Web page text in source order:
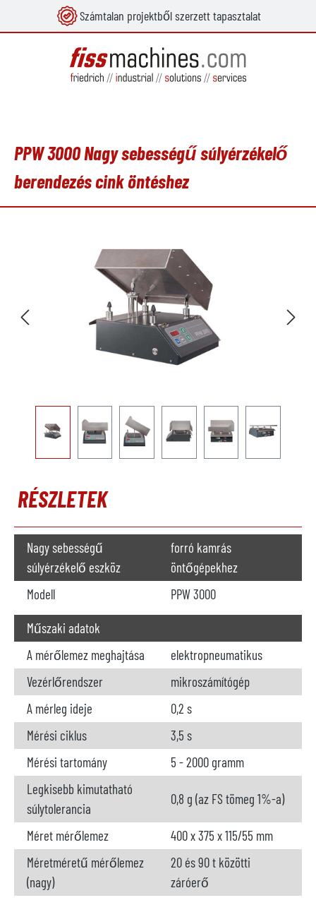
Számtalan projektből szerzett tapasztalat
PPW 3000 Nagy sebességű súlyérzékelő
berendezés cink öntéshez
RÉSZLETEK
Nagy sebességű
súlyérzékelő eszköz
forró kamrás
öntőgépekhez
Modell
PPW 3000
Műszaki adatok
A mérőlemez meghajtása
elektropneumatikus
Vezérlőrendszer
mikroszámítógép
A mérleg ideje
0,2 s
Mérési ciklus
3,5 s
Mérési tartomány
5 - 2000 gramm
Legkisebb kimutatható
súlytolerancia
0,8 g (az FS tömeg 1%-a)
Méret mérőlemez
400 x 375 x 115/55 mm
Méretméretű mérőlemez
(nagy)
20 és 90 t közötti
záróerő